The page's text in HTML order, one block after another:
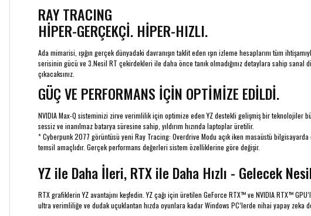
RAY TRACING
HİPER-GERÇEKÇİ. HİPER-HIZLI.
Ada mimarisi, ışığın gerçek dünyadaki davranışın taklit eden ışın izleme hesaplarını tüm
serisinin gücü ve 3.Nesil RT çekirdekleri ile daha önce tanık olmadığınız detaylara sahip sanal
çıkacaksınız.
GÜÇ VE PERFORMANS İÇİN OPTİMİZE EDİLDİ.
NVIDIA Max-Q sisteminizi zirve verimlilik için optimize eden YZ destekli gelişmiş bir teknolojiler
sessiz ve inanılmaz batarya süresine sahip, yıldırım hızında laptoplar üretilir.
* Cyberpunk 2077 görüntüsü yeni Ray Tracing: Overdrive Modu açık iken masaüstü bilgisayarda
temsil amaçlıdır. Gerçek performans değerleri sistem özelliklerine göre değişir.
YZ ile Daha İleri, RTX ile Daha Hızlı - Gelecek
RTX grafiklerin YZ avantajını keşfedin. YZ çağı için üretilen GeForce RTX™ ve NVIDIA RTX™
ultra verimliliğe ve dudak uçuklantan hızda oyunlara kadar Windows PC’lerde nihai yapay zeka